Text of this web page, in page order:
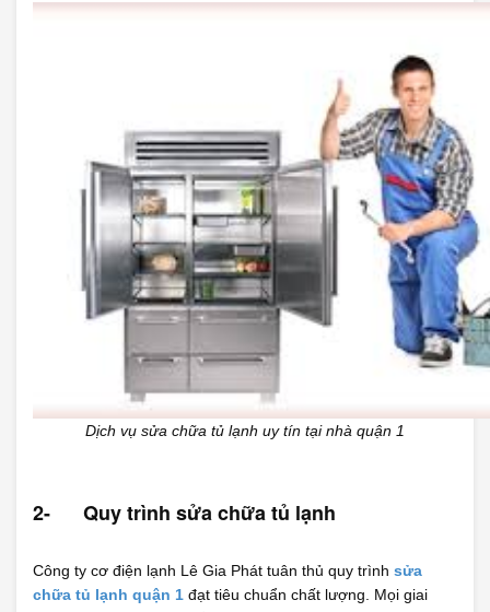
Dịch vụ sửa chữa tủ lạnh uy tín tại nhà quận 1
2- Quy trình sửa chữa tủ lạnh
Công ty cơ điện lạnh Lê Gia Phát tuân thủ quy trình sửa
chữa tủ lạnh quận 1 đạt tiêu chuẩn chất lượng. Mọi giai